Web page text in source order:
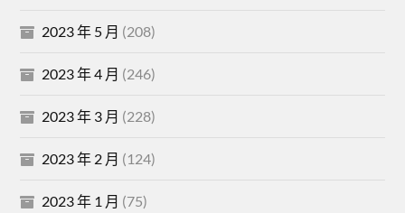
2023 年 5 月 (208)
2023 年 4 月 (246)
2023 年 3 月 (228)
2023 年 2 月 (124)
2023 年 1 月 (75)